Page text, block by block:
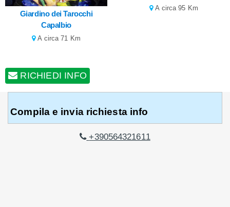
Giardino dei Tarocchi
Capalbio
A circa 71 Km
A circa 95 Km
RICHIEDI INFO
Compila e invia richiesta info
+390564321611